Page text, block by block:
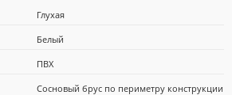
Глухая
Белый
ПВХ
Сосновый брус по периметру конструкции